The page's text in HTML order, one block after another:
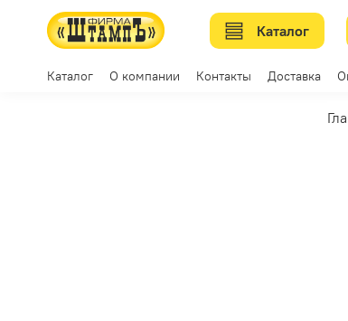
Каталог
Каталог О компании Контакты Доставка